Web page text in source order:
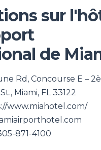
sur
de
Rd, Concourse E –
Miami, FL 33122
www.miahotel.com/
871-4100